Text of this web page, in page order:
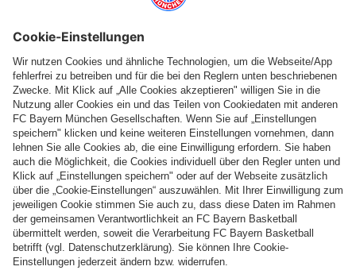
Folge uns
Zahlung & Lieferung
FC Bayern Store App